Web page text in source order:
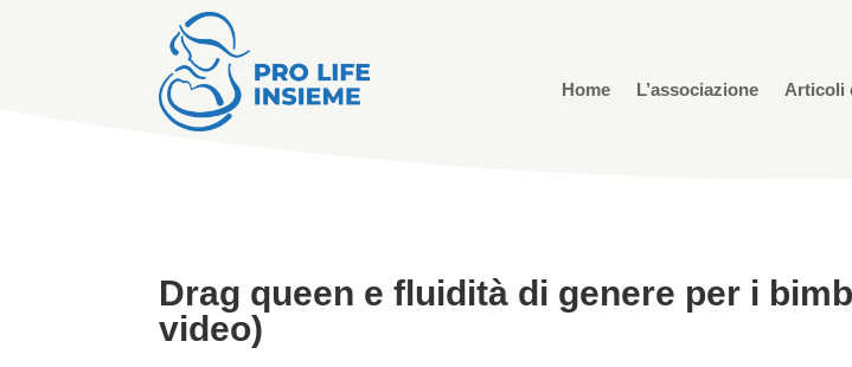
Home L’associazione Articoli
Drag queen e fluidità di genere per i
video)